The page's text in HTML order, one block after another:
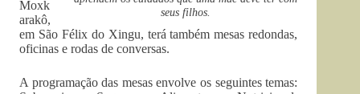
seus filhos.
Moxk
arakô,
em São Félix do Xingu, terá também mesas redondas,
oficinas e rodas de conversas.
A programação das mesas envolve os seguintes temas: